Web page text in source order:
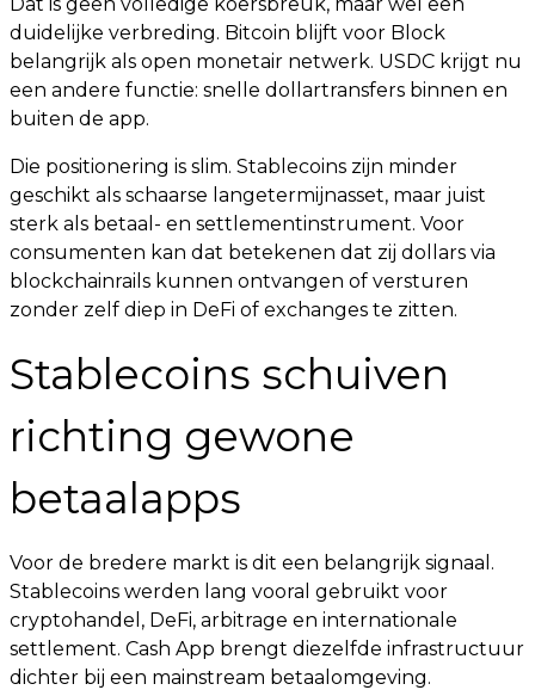
duidelijke verbreding. Bitcoin blijft voor Block
belangrijk als open monetair netwerk. USDC krijgt nu
een andere functie: snelle dollartransfers binnen en
buiten de app.
Die positionering is slim. Stablecoins zijn minder
geschikt als schaarse langetermijnasset, maar juist
sterk als betaal- en settlementinstrument. Voor
consumenten kan dat betekenen dat zij dollars via
blockchainrails kunnen ontvangen of versturen
zonder zelf diep in DeFi of exchanges te zitten.
Stablecoins schuiven
richting gewone
betaalapps
Voor de bredere markt is dit een belangrijk signaal.
Stablecoins werden lang vooral gebruikt voor
cryptohandel, DeFi, arbitrage en internationale
settlement. Cash App brengt diezelfde infrastructuur
dichter bij een mainstream betaalomgeving.